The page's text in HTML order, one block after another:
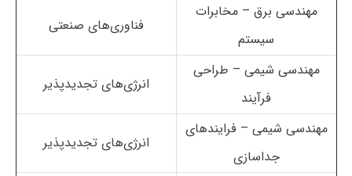
مهندسی برق – مخابرات
سیستم
فناوری‌های صنعتی
مهندسی شیمی – طراحی
فرآیند
انرژی‌های تجدیدپذیر
مهندسی شیمی – فرایندهای
جداسازی
انرژی‌های تجدیدپذیر